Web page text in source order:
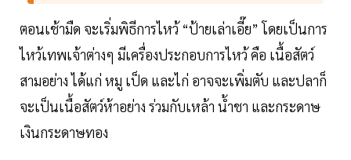
ตอนเช้ามืด จะเริ่มพิธีการไหว้ “ป้ายเล่าเอี๊ย” โดยเป็นการ
ไหว้เทพเจ้าต่างๆ มีเครื่องประกอบการไหว้ คือ เนื้อสัตว์
สามอย่าง ได้แก่ หมู เป็ด และไก่ อาจจะเพิ่มตับ และปลาก็
จะเป็นเนื้อสัตว์ห้าอย่าง ร่วมกับเหล้า น้ำชา และกระดาษ
เงินกระดาษทอง